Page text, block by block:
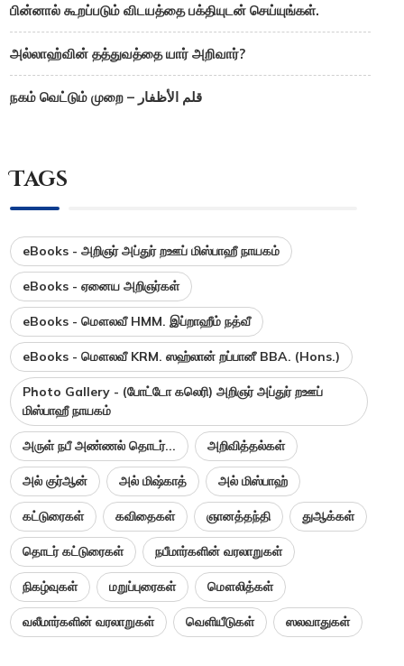
பின்னால் கூறப்படும் விடயத்தை பக்தியுடன் செய்யுங்கள்.
அல்லாஹ்வின் தத்துவத்தை யார் அறிவார்?
நகம் வெட்டும் முறை – قلم الأظفار
Tags
eBooks - அறிஞர் அப்துர் றஊப் மிஸ்பாஹீ நாயகம்
eBooks - ஏனைய அறிஞர்கள்
eBooks - மௌலவீ HMM. இப்றாஹீம் நத்வீ
eBooks - மௌலவீ KRM. ஸஹ்லான் றப்பானீ BBA. (Hons.)
Photo Gallery - (போட்டோ கலெரி) அறிஞர் அப்துர் றஊப்
மிஸ்பாஹீ நாயகம்
அருள் நபீ அண்ணல் தொடர்... அறிவித்தல்கள்
அல் குர்ஆன் அல் மிஷ்காத் அல் மிஸ்பாஹ்
கட்டுரைகள் கவிதைகள் ஞானத்தந்தி துஆக்கள்
தொடர் கட்டுரைகள் நபீமார்களின் வரலாறுகள்
நிகழ்வுகள் மறுப்புரைகள் மௌலித்கள்
வலீமார்களின் வரலாறுகள் வெளியீடுகள் ஸலவாதுகள்